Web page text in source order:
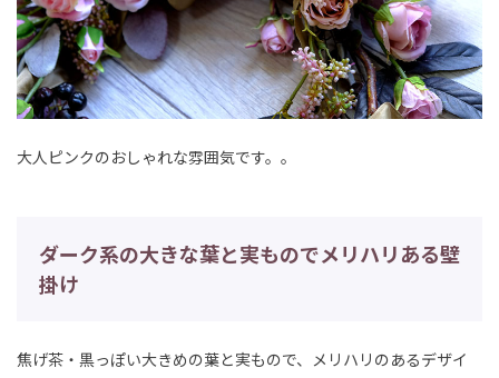
大人ピンクのおしゃれな雰囲気です。。
ダーク系の大きな葉と実ものでメリハリある壁
掛け
焦げ茶・黒っぽい大きめの葉と実もので、メリハリのあるデザイ